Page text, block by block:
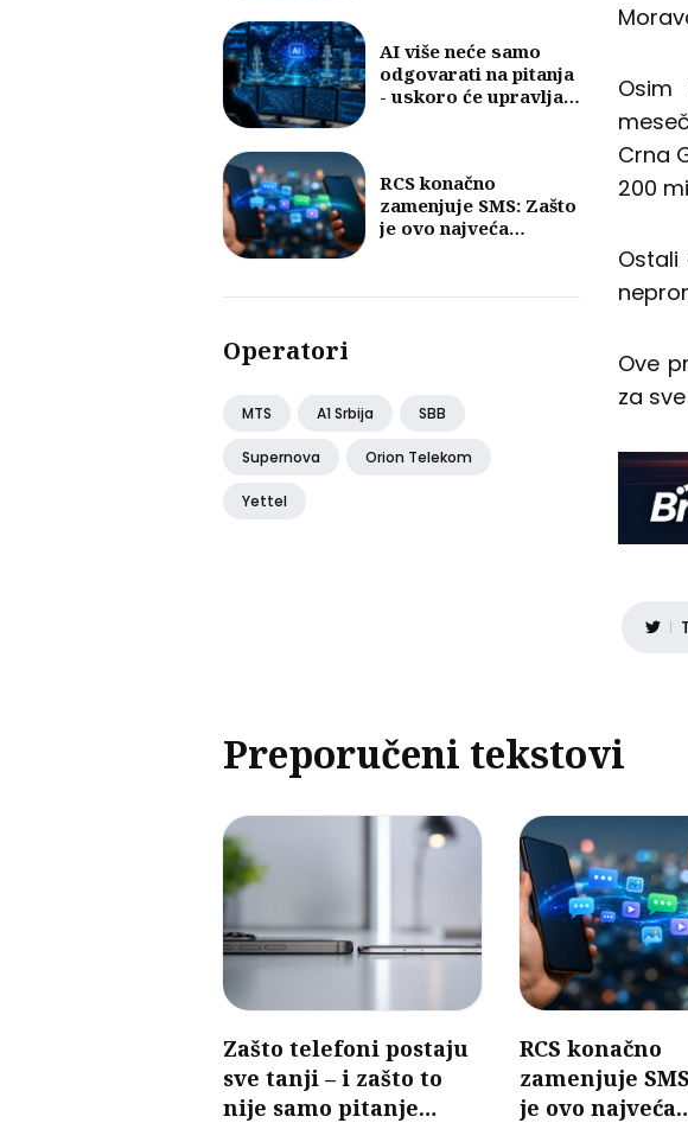
AI više neće samo
odgovarati na pitanja
- uskoro će upravljati
RCS konačno
zamenjuje SMS: Zašto
je ovo najveća
30 godina?
Operatori
MTS A1 Srbija SBB
Supernova Orion Telekom
Yettel
Osim
Crna
200
Ove
za
Preporučeni tekstovi
Zašto telefoni postaju
sve tanji – i zašto to
nije samo pitanje
RCS konačno
zamenjuje
je ovo najveća